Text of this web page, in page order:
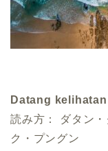
Datang
読み方： ダタン
ク・プングン